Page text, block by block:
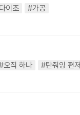
이조 #가공
오직 하나 #탄줘잉 편저